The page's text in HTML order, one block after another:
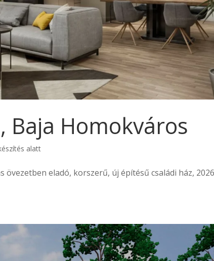
Baja Homokváros
alatt
eladó, korszerű, új építésű családi ház,